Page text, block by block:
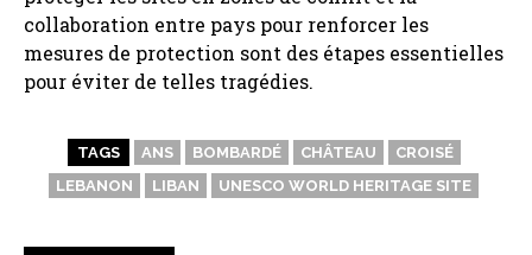
collaboration entre pays pour renforcer les
mesures de protection sont des étapes essentielles
pour éviter de telles tragédies.
TAGS ANS BOMBARDÉ CHÂTEAU
CROISÉ
LEBANON
LIBAN UNESCO WORLD HERITAGE SITE